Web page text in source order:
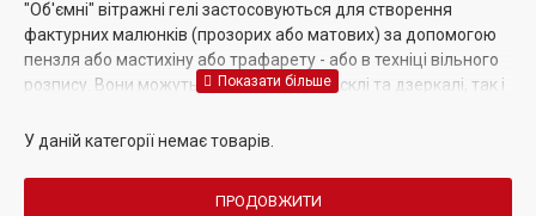
"Об'ємні" вітражні гелі застосовуються для створення
фактурних малюнків (прозорих або матових) за допомогою
пензля або мастихіну або трафарету - або в техніці вільного
розпису. Вони можуть працювати як на склі та дзеркалі, так і
Перед декоруванням потрібно очистити та знежирити
протягом 2-3 годин, а пензлі, трафарети та інші інструменти
необхідно вимити теплою водою. За допомогою кольорових
У даній категорії немає товарів.
ПРОДОВЖИТИ